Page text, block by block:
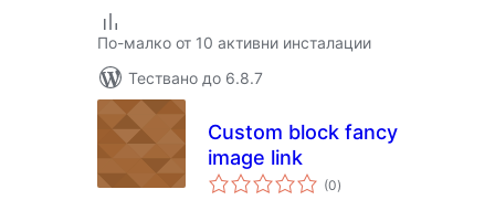
По-малко от 10 активни инсталации
Тествано до 6.8.7
Custom block fancy
image link
(0общо
оценки
)